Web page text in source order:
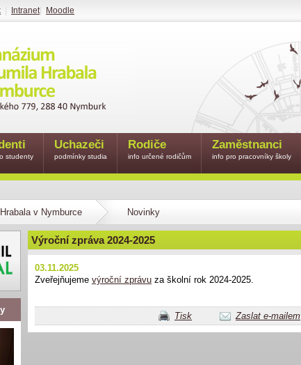
v Nymburce Novinky
Výroční zpráva 2024-2025
03.11.2025
Zveřejňujeme výroční zprávu za školní rok 2024-2025.
Tisk Zaslat e-mailem
studenty
Uchazeči
podmínky studia
Rodiče
info určené rodičům
Zaměstnanci
info pro pracovníky školy
Intranet| Moodle